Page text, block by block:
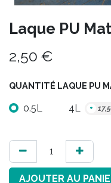
Laque PU
2,50 €
QUANTITÉ LAQUE PU
0.5L 4L +
AJOUTER AU